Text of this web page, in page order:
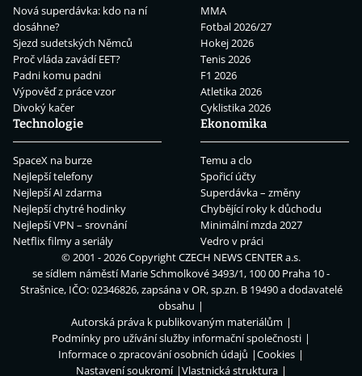
Nová superdávka: kdo na ní
dosáhne?
Sjezd sudetských Němců
Proč vláda zavádí EET?
Padni komu padni
Výpověď z práce vzor
Divoký kačer
MMA
Fotbal 2026/27
Hokej 2026
Tenis 2026
F1 2026
Atletika 2026
Cyklistika 2026
Technologie
SpaceX na burze
Nejlepší telefony
Nejlepší AI zdarma
Nejlepší chytré hodinky
Nejlepší VPN – srovnání
Netflix filmy a seriály
Ekonomika
Temu a clo
Spořicí účty
Superdávka – změny
Chybějící roky k důchodu
Minimální mzda 2027
Vedro v práci
© 2001 - 2026 CopyrightCZECH NEWS CENTER a.s.
se sídlem náměstí Marie Schmolkové 3493/1, 100 00 Praha 10 -
Strašnice, IČO: 02346826, zapsána v OR, sp.zn. B 19490 a dodavatelé
obsahu
Autorská práva k publikovaným materiálům
Podmínky pro užívání služby informační společnosti
Informace o zpracování osobních údajů
Cookies
Nastavení soukromí
Vlastnická struktura